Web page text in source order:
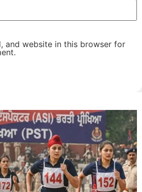
and website in this browser for